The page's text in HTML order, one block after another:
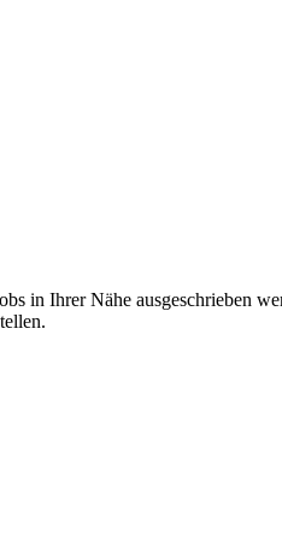
in Ihrer Nähe ausgeschrieben